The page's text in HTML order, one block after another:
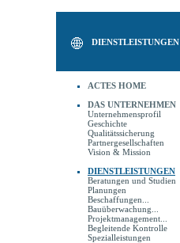
DIENSTLEISTUNGEN
ACTES HOME
DAS UNTERNEHMEN
Unternehmensprofil
Geschichte
Qualitätssicherung
Partnergesellschaften
Vision & Mission
DIENSTLEISTUNGEN
Beratungen und Studien
Planungen
Beschaffungen...
Bauüberwachung...
Projektmanagement...
Begleitende Kontrolle
Spezialleistungen